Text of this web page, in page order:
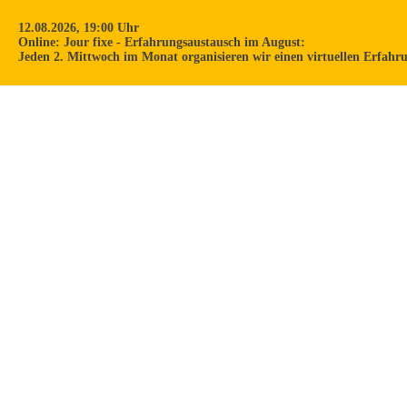
12.08.2026, 19:00 Uhr
Online: Jour fixe - Erfahrungsaustausch im August:
Jeden 2. Mittwoch im Monat organisieren wir einen virtuellen